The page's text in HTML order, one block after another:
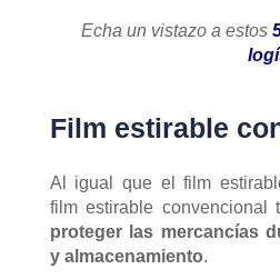
Echa un vistazo a estos
Film estirable
Al igual que el film
film estirable convencional
proteger las mercancías
y almacenamiento.